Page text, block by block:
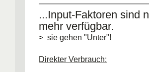
...Input-Faktoren sind
mehr verfügbar.
> sie gehen "Unter"!
Direkter Verbrauch: